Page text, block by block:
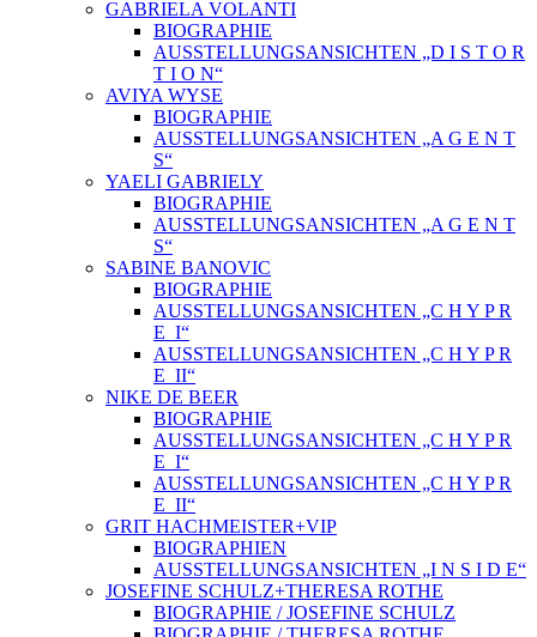
GABRIELA VOLANTI
BIOGRAPHIE
AUSSTELLUNGSANSICHTEN „D I S T O R
T I O N“
AVIYA WYSE
BIOGRAPHIE
AUSSTELLUNGSANSICHTEN „A G E N T
S“
YAELI GABRIELY
BIOGRAPHIE
AUSSTELLUNGSANSICHTEN „A G E N T
S“
SABINE BANOVIC
BIOGRAPHIE
AUSSTELLUNGSANSICHTEN „C H Y P R
E_I“
AUSSTELLUNGSANSICHTEN „C H Y P R
E_II“
NIKE DE BEER
BIOGRAPHIE
AUSSTELLUNGSANSICHTEN „C H Y P R
E_I“
AUSSTELLUNGSANSICHTEN „C H Y P R
E_II“
GRIT HACHMEISTER+VIP
BIOGRAPHIEN
AUSSTELLUNGSANSICHTEN „I N S I D E“
JOSEFINE SCHULZ+THERESA ROTHE
BIOGRAPHIE / JOSEFINE SCHULZ